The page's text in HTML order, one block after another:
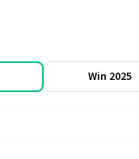
Win 2025